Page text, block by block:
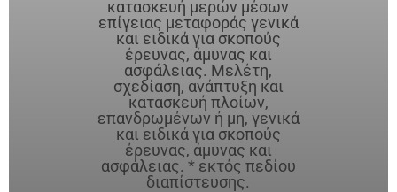
κατασκευή μερών μέσων
επίγειας μεταφοράς γενικά
και ειδικά για σκοπούς
έρευνας, άμυνας και
ασφάλειας. Μελέτη,
σχεδίαση, ανάπτυξη και
κατασκευή πλοίων,
επανδρωμένων ή μη, γενικά
και ειδικά για σκοπούς
έρευνας, άμυνας και
ασφάλειας. * εκτός πεδίου
διαπίστευσης.